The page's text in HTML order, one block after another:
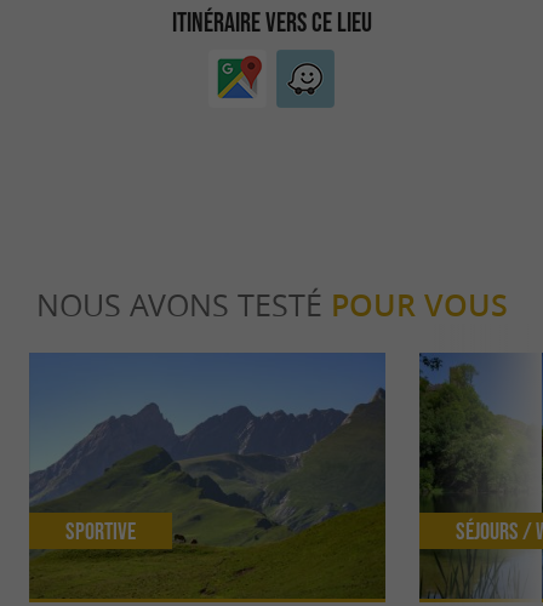
ITINÉRAIRE VERS CE LIEU
NOUS AVONS TESTÉ POUR VOUS
Sportive Séjours /